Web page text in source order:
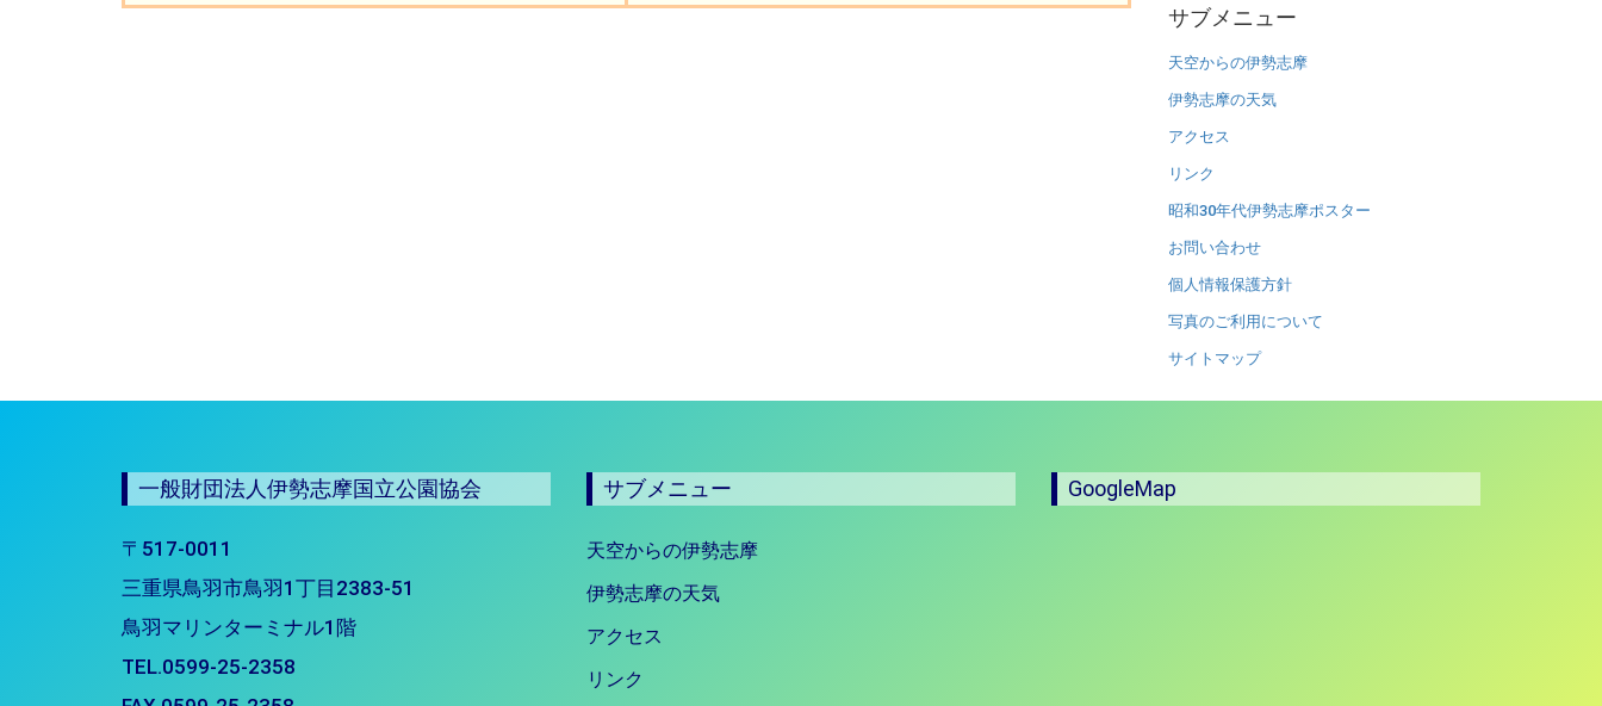
サブメニュー
天空からの伊勢志摩
伊勢志摩の天気
アクセス
リンク
昭和30年代伊勢志摩ポスター
お問い合わせ
個人情報保護方針
写真のご利用について
サイトマップ
一般財団法人伊勢志摩国立公園協会
〒517-0011
三重県鳥羽市鳥羽1丁目2383-51
鳥羽マリンターミナル1階
TEL.0599-25-2358
サブメニュー
天空からの伊勢志摩
伊勢志摩の天気
アクセス
リンク
GoogleMap